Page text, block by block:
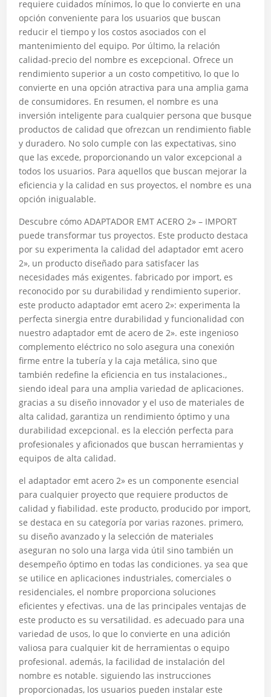
requiere cuidados mínimos, lo que lo convierte en una
opción conveniente para los usuarios que buscan
reducir el tiempo y los costos asociados con el
mantenimiento del equipo. Por último, la relación
calidad-precio del nombre es excepcional. Ofrece un
rendimiento superior a un costo competitivo, lo que lo
convierte en una opción atractiva para una amplia gama
de consumidores. En resumen, el nombre es una
inversión inteligente para cualquier persona que busque
productos de calidad que ofrezcan un rendimiento fiable
y duradero. No solo cumple con las expectativas, sino
que las excede, proporcionando un valor excepcional a
todos los usuarios. Para aquellos que buscan mejorar la
eficiencia y la calidad en sus proyectos, el nombre es una
opción inigualable.
Descubre cómo ADAPTADOR EMT ACERO 2» – IMPORT
puede transformar tus proyectos. Este producto destaca
por su experimenta la calidad del adaptador emt acero
2», un producto diseñado para satisfacer las
necesidades más exigentes. fabricado por import, es
reconocido por su durabilidad y rendimiento superior.
este producto adaptador emt acero 2»: experimenta la
perfecta sinergia entre durabilidad y funcionalidad con
nuestro adaptador emt de acero de 2». este ingenioso
complemento eléctrico no solo asegura una conexión
firme entre la tubería y la caja metálica, sino que
también redefine la eficiencia en tus instalaciones.,
siendo ideal para una amplia variedad de aplicaciones.
gracias a su diseño innovador y el uso de materiales de
alta calidad, garantiza un rendimiento óptimo y una
durabilidad excepcional. es la elección perfecta para
profesionales y aficionados que buscan herramientas y
equipos de alta calidad.
el adaptador emt acero 2» es un componente esencial
para cualquier proyecto que requiere productos de
calidad y fiabilidad. este producto, producido por import,
se destaca en su categoría por varias razones. primero,
su diseño avanzado y la selección de materiales
aseguran no solo una larga vida útil sino también un
desempeño óptimo en todas las condiciones. ya sea que
se utilice en aplicaciones industriales, comerciales o
residenciales, el nombre proporciona soluciones
eficientes y efectivas. una de las principales ventajas de
este producto es su versatilidad. es adecuado para una
variedad de usos, lo que lo convierte en una adición
valiosa para cualquier kit de herramientas o equipo
profesional. además, la facilidad de instalación del
nombre es notable. siguiendo las instrucciones
proporcionadas, los usuarios pueden instalar este